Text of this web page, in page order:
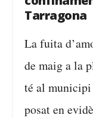
Tarragona
La fuita
de maig a la
té al municipi
posat en